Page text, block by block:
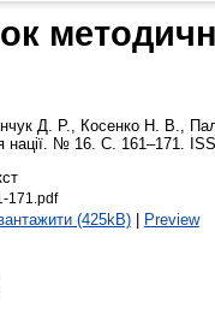
Д. Р., Косенко Н. В.,
нації. № 16. С. 161–171.
171.pdf
(425kB)| Preview